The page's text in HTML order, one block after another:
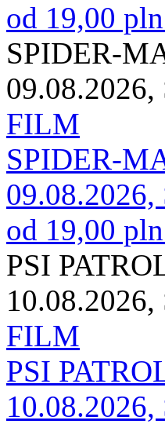
od 19,00 pln
SPIDER-
09.08.2026,
FILM
SPIDER-
09.08.2026,
od 19,00 pln
PSI
10.08.2026,
FILM
PSI
10.08.2026,